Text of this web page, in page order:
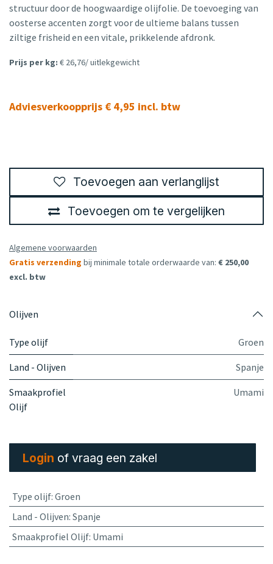
structuur door de hoogwaardige olijfolie. De toevoeging van
oosterse accenten zorgt voor de ultieme balans tussen
ziltige frisheid en een vitale, prikkelende afdronk.
Prijs per kg: € 26,76/ uitlekgewicht
Adviesverkoopprijs € 4,95 incl. btw
Toevoegen om te vergelijken
Toevoegen aan verlanglijst
Algemene voorwaarden
Gratis verzending bij minimale totale orderwaarde van: € 250,00
excl. btw
Olijven
Type olijf Groen
Land - Olijven Spanje
Smaakprofiel
Olijf
Umami
Login of vraag een zakel
Type olijf: Groen
Land - Olijven: Spanje
Smaakprofiel Olijf: Umami